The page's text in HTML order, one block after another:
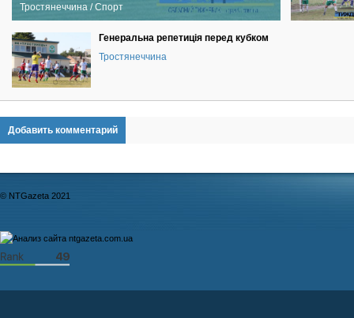
Тростянеччина / Спорт
Генеральна репетиція перед кубком
Тростянеччина
Добавить комментарий
© NTGazeta 2021